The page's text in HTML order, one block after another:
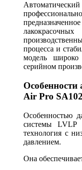
процесса и
модель
серийном
Особенности
Air Pro SA102
Особенностью
системы
технология с
давлением.
Она